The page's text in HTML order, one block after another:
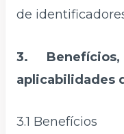
de
3.
aplicabilidades
3.1 Benefícios